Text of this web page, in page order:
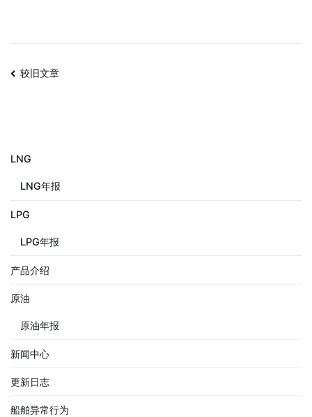
较旧文章
LNG
LNG年报
LPG
LPG年报
产品介绍
原油
原油年报
新闻中心
更新日志
船舶异常行为